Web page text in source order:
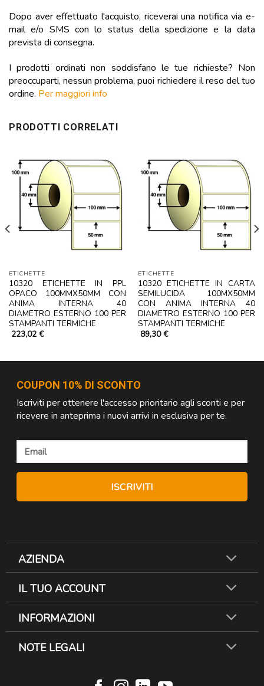
Dopo aver effettuato l'acquisto, riceverai una notifica via e-
mail e/o SMS con lo status della spedizione e la data
prevista di consegna.
I prodotti ordinati non soddisfano le tue richieste? Non
preoccuparti, nessun problema, puoi richiedere il reso del tuo
ordine. Per maggiori info
PRODOTTI CORRELATI
ETICHETTE
10320 ETICHETTE IN PPL
OPACO 100MMX50MM CON
ANIMA INTERNA 40
DIAMETRO ESTERNO 100 PER
STAMPANTI TERMICHE
223,02 €
ETICHETTE
10320 ETICHETTE IN CARTA
SEMILUCIDA 100MX50MM
CON ANIMA INTERNA 40
DIAMETRO ESTERNO 100 PER
STAMPANTI TERMICHE
89,30€
COUPON 10% DI SCONTO
Iscriviti per ottenere l'accesso prioritario agli sconti e per
ricevere in anteprima i nuovi arrivi in esclusiva per te.
AZIENDA
IL TUO ACCOUNT
INFORMAZIONI
NOTE LEGALI